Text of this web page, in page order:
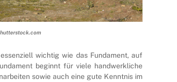
wichtig wie das Fundament, auf
beginnt für viele handwerkliche
sowie auch eine gute Kenntnis im